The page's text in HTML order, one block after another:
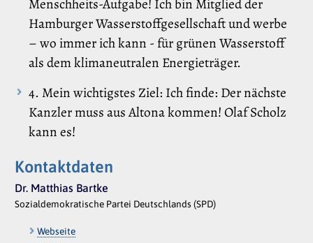
Menschheits-Aufgabe! Ich bin Mitglied der
Hamburger Wasserstoffgesellschaft und werbe
– wo immer ich kann - für grünen Wasserstoff
als dem klimaneutralen Energieträger.
4. Mein wichtigstes Ziel: Ich finde: Der nächste
Kanzler muss aus Altona kommen! Olaf Scholz
kann es!
Kontaktdaten
Dr. Matthias Bartke
Sozialdemokratische Partei Deutschlands (SPD)
Webseite